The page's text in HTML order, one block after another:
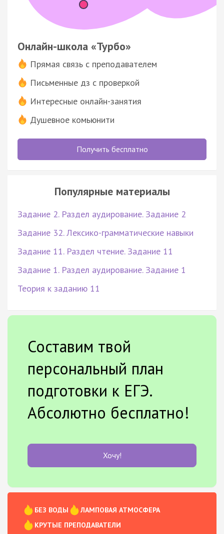
Онлайн-школа «Турбо»
Прямая связь с преподавателем
Письменные дз с проверкой
Интересные онлайн-занятия
Душевное комьюнити
Получить бесплатно
Популярные материалы
Задание 2. Раздел аудирование. Задание 2
Задание 32. Лексико-грамматические навыки
Задание 11. Раздел чтение. Задание 11
Задание 1. Раздел аудирование. Задание 1
Теория к заданию 11
Составим твой
персональный план
подготовки к ЕГЭ.
Абсолютно бесплатно!
Хочу!
БЕЗ ВОДЫ
ЛАМПОВАЯ АТМОСФЕРА
КРУТЫЕ ПРЕПОДАВАТЕЛИ